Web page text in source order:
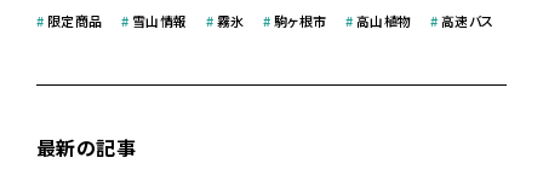
# 限定商品 # 雪山情報 #霧氷 #駒ヶ根市 #高山植物 #高速バス
最新の記事